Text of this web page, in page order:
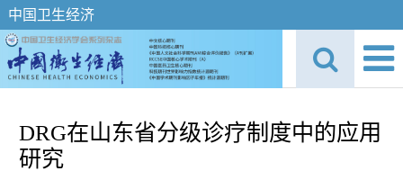
中国卫生经济
DRG在山东省分级诊疗制度中的应用
研究